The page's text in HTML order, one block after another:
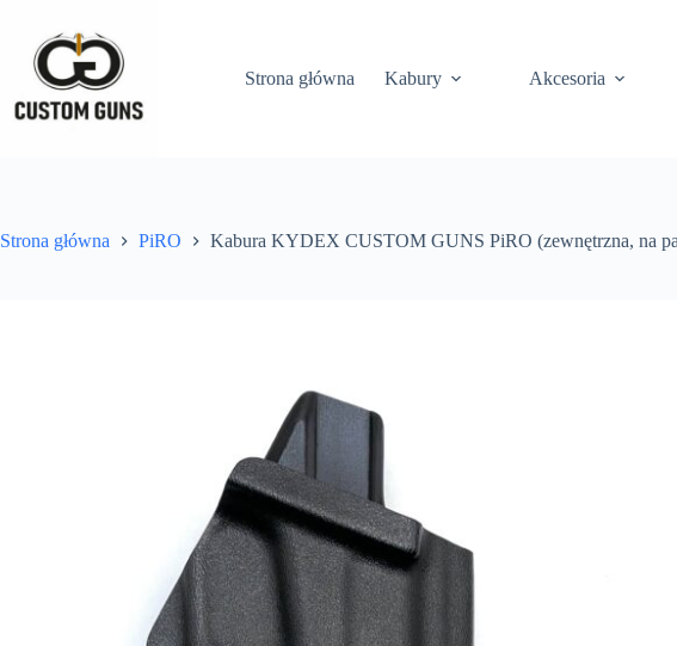
Strona główna Kabury Akcesoria
Strona główna PiRO Kabura KYDEX CUSTOM GUNS PiRO (zewnętrzna, na